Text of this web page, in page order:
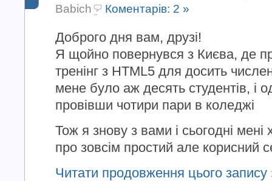
Babich
Коментарів: 2 »
Доброго дня вам, друзі!
Я щойно повернувся з Києва, де
тренінг з HTML5 для досить
мене було аж десять студентів, і
провівши чотири пари в коледжі
Тож я знову з вами і сьогодні мені
про зовсім простий але корисний
Читати продовження цього запису